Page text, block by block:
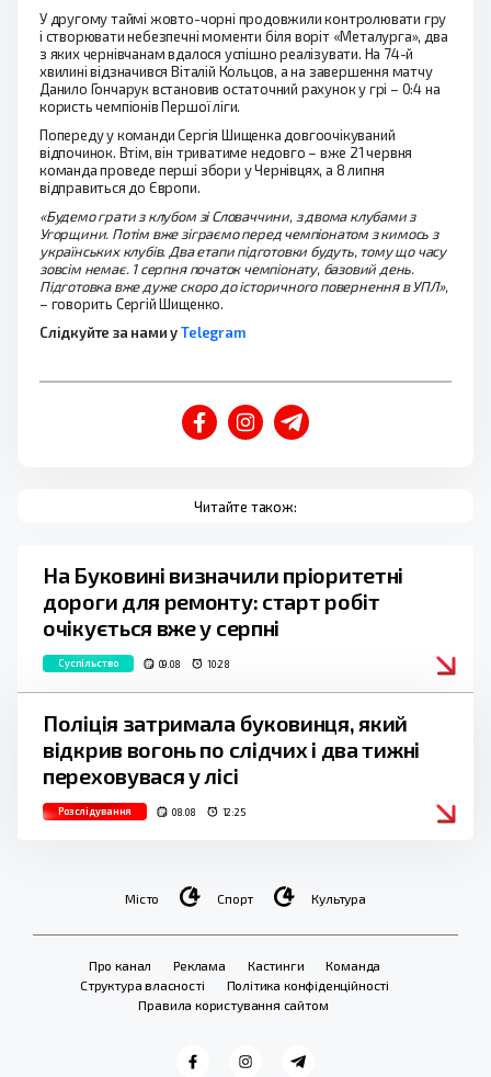
У другому таймі жовто-чорні продовжили контролювати гру
і створювати небезпечні моменти біля воріт «Металурга», два
з яких чернівчанам вдалося успішно реалізувати. На 74-й
хвилині відзначився Віталій Кольцов, а на завершення матчу
Данило Гончарук встановив остаточний рахунок у грі – 0:4 на
користь чемпіонів Першої ліги.
Попереду у команди Сергія Шищенка довгоочікуваний
відпочинок. Втім, він триватиме недовго – вже 21 червня
команда проведе перші збори у Чернівцях, а 8 липня
відправиться до Європи.
«Будемо грати з клубом зі Словаччини, з двома клубами з
Угорщини. Потім вже зіграємо перед чемпіонатом з кимось з
українських клубів. Два етапи підготовки будуть, тому що часу
зовсім немає. 1 серпня початок чемпіонату, базовий день.
Підготовка вже дуже скоро до історичного повернення в УПЛ»,
– говорить Сергій Шищенко.
Слідкуйте за нами уTelegram
Читайте також:
На Буковині визначили пріоритетні
дороги для ремонту: старт робіт
очікується вже у серпні
Суспільство 09.08 10:28
Поліція затримала буковинця, який
відкрив вогонь по слідчих і два тижні
переховувася у лісі
Розслідування 08.08 12:25
Місто Спорт Культура
Про канал Реклама Кастинги
Команда
Структура власності
Політика конфіденційності
Правила користування сайтом